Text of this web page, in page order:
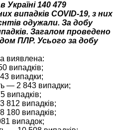
Україні 140 479
випадків COVID-19, з них
одужали. За добу
Загалом проведено
ПЛР. Усього за добу
виявлена:
випадків;
випадки;
— 2 843 випадки;
випадків;
812 випадків;
180 випадків;
випадок;